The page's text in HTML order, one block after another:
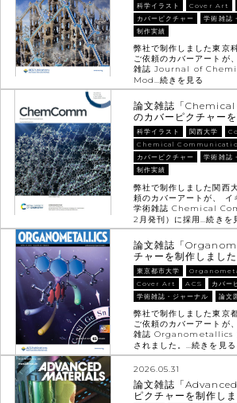
科学イラスト
Cover Art
カバーピクチャー
学術雑誌
制作実績
弊社で制作しました東京
ご依頼のカバーアートが
雑誌 Journal of
Mod…続きを見る
論文雑誌「
のカバーピクチャー
科学イラスト 関西大学
Chemical
カバーピクチャー
学術雑誌
制作実績
弊社で制作しました関西
頼のカバーアートが、 イ
学術雑誌 Chemical
2月発刊）に採用…続きを
論文雑誌「
チャーを制作しまし
東京都市大学
Cover Art
ACS
カバー
学術雑誌・ジャーナル
論文
弊社で制作しました東京
ご依頼のカバーアートが
雑誌 Organometallics
されました。…続きを見る
2026.05.31
論文雑誌「
ピクチャーを制作し